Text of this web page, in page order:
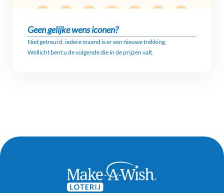
Geen gelijke wens iconen?
Niet getreurd, iedere maand is er een nieuwe trekking.
Wellicht bent u de volgende die in de prijzen valt.